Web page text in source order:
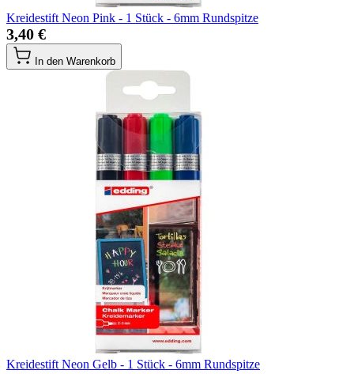
Kreidestift Neon Pink - 1 Stück - 6mm Rundspitze
3,40 €
In den Warenkorb
Kreidestift Neon Gelb - 1 Stück - 6mm Rundspitze